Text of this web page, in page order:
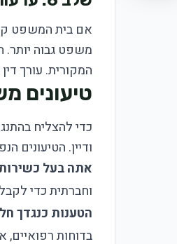
אם בית המשפט
משפט גבוה יותר.
המקורית. עורך
טיעונים
כדי להצליח
ודיין. הטיעונים
אתה בעל
וחברתית כדי
הטענות כנגדך
בדוחות רפואיים,